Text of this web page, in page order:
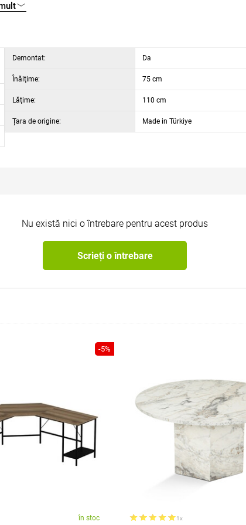
Demontat: Da
Înălţime: 75 cm
Lăţime: 110 cm
Țara de origine: Made in Türkiye
Nu există nici o întrebare pentru acest produs
Scrieți o întrebare
-5%
în stoc 1x